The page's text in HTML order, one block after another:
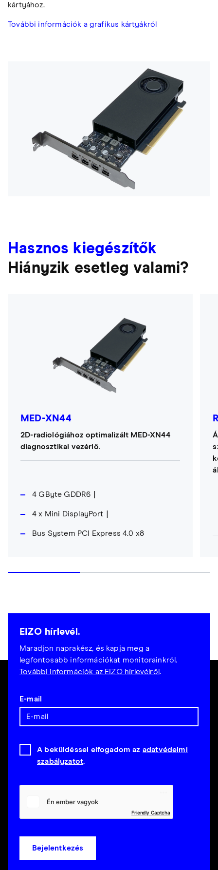
kártyához.
További információk a grafikus kártyákról
Hasznos kiegészítők
Hiányzik esetleg valami?
MED-XN44
2D-radiológiához optimalizált MED-XN44
diagnosztikai vezérlő.
4 GByte GDDR6
4 x Mini DisplayPort
Bus System PCI Express 4.0 x8
EIZO hírlevél.
Maradjon naprakész, és kapja meg a
legfontosabb információkat monitorainkról.
További információk az EIZO hírlevélről.
E-mail
A beküldéssel elfogadom az adatvédelmi
szabályzatot.
Friendly Captcha
Bejelentkezés